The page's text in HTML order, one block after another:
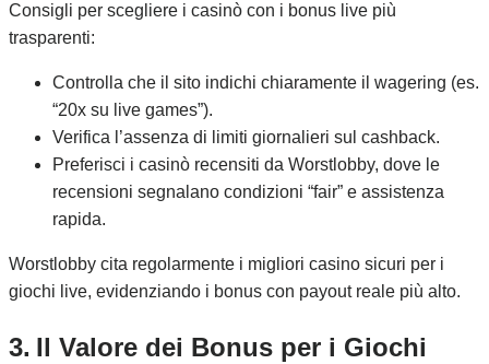
Consigli per scegliere i casinò con i bonus live più
trasparenti:
Controlla che il sito indichi chiaramente il wagering (es.
“20x su live games”).
Verifica l’assenza di limiti giornalieri sul cashback.
Preferisci i casinò recensiti da Worstlobby, dove le
recensioni segnalano condizioni “fair” e assistenza
rapida.
Worstlobby cita regolarmente i migliori casino sicuri per i
giochi live, evidenziando i bonus con payout reale più alto.
3. Il Valore dei Bonus per i Giochi